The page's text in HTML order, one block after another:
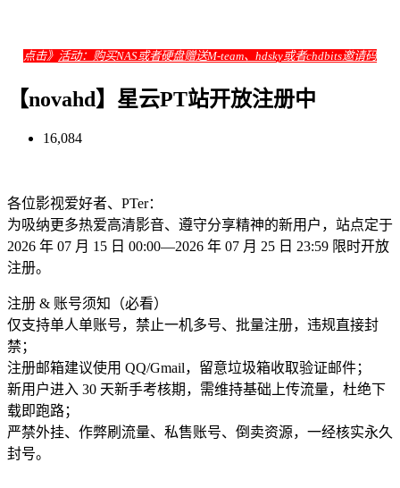
点击》 活动：购买NAS或者硬盘赠送M-team、hdsky或者chdbits邀请码
【novahd】星云PT站开放注册中
16,084
各位影视爱好者、PTer：
为吸纳更多热爱高清影音、遵守分享精神的新用户，站点定于
2026 年 07 月 15 日 00:00—2026 年 07 月 25 日 23:59 限时开放
注册。
注册 & 账号须知（必看）
仅支持单人单账号，禁止一机多号、批量注册，违规直接封
禁；
注册邮箱建议使用 QQ/Gmail，留意垃圾箱收取验证邮件；
新用户进入 30 天新手考核期，需维持基础上传流量，杜绝下
载即跑路；
严禁外挂、作弊刷流量、私售账号、倒卖资源，一经核实永久
封号。